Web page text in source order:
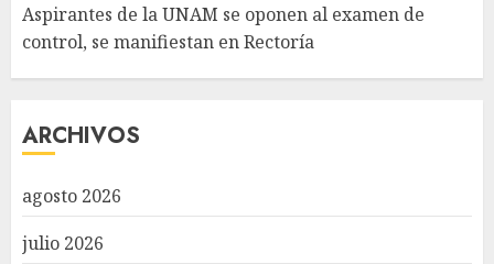
Aspirantes de la UNAM se oponen al examen de
control, se manifiestan en Rectoría
ARCHIVOS
agosto 2026
julio 2026